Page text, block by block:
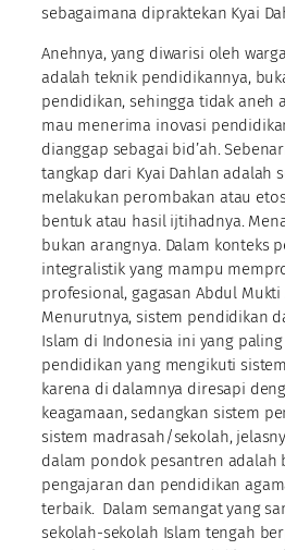
sebagaimana dipraktekan Kyai
Anehnya, yang diwarisi oleh
adalah teknik pendidikannya,
pendidikan, sehingga tidak aneh
mau menerima inovasi
dianggap sebagai bid’ah.
tangkap dari Kyai Dahlan adalah
melakukan perombakan atau
bentuk atau hasil ijtihadnya.
bukan arangnya. Dalam konteks
integralistik yang mampu
profesional, gagasan Abdul Mukti
Menurutnya, sistem pendidikan
Islam di Indonesia ini yang
pendidikan yang mengikuti
karena di dalamnya diresapi
keagamaan, sedangkan sistem
sistem madrasah/sekolah,
dalam pondok pesantren adalah
pengajaran dan pendidikan
terbaik. Dalam semangat yang
sekolah-sekolah Islam tengah